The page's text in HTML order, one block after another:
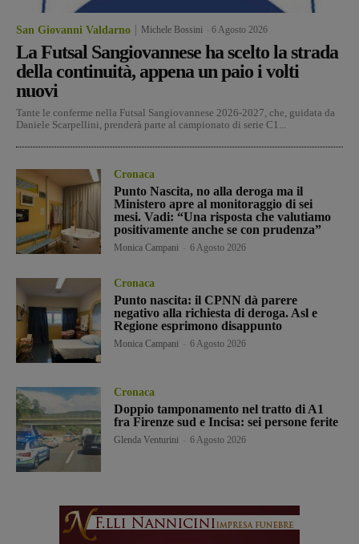
San Giovanni Valdarno Michele Bossini 6 Agosto 2026
La Futsal Sangiovannese ha scelto la strada
della continuità, appena un paio i volti
nuovi
Tante le conferme nella Futsal Sangiovannese 2026-2027, che, guidata da
Daniele Scarpellini, prenderà parte al campionato di serie C1...
Cronaca
Punto Nascita, no alla deroga ma il
Ministero apre al monitoraggio di sei
mesi. Vadi: “Una risposta che valutiamo
positivamente anche se con prudenza”
Monica Campani 6 Agosto 2026
Cronaca
Punto nascita: il CPNN dà parere
negativo alla richiesta di deroga. Asl e
Regione esprimono disappunto
Monica Campani 6 Agosto 2026
Cronaca
Doppio tamponamento nel tratto di A1
fra Firenze sud e Incisa: sei persone ferite
Glenda Venturini 6 Agosto 2026